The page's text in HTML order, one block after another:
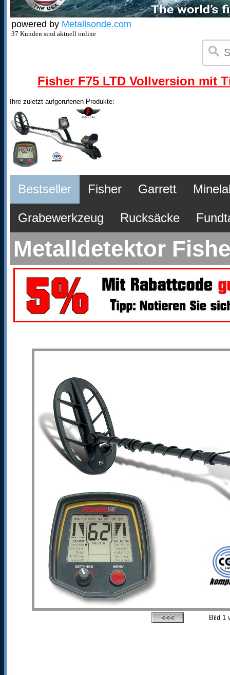
powered by Metallsonde.com
37 Kunden sind aktuell online
Fisher F75 LTD Vollversion mit
Ihre zuletzt aufgerufenen Produkte:
Bestseller Fisher Garrett
Grabewerkzeug Rucksäcke
Metalldetektor
Bild 1